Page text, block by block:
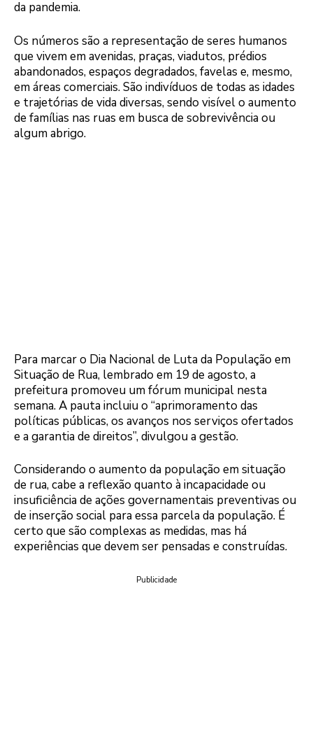
da pandemia.
Os números são a representação de seres humanos
que vivem em avenidas, praças, viadutos, prédios
abandonados, espaços degradados, favelas e, mesmo,
em áreas comerciais. São indivíduos de todas as idades
e trajetórias de vida diversas, sendo visível o aumento
de famílias nas ruas em busca de sobrevivência ou
algum abrigo.
Para marcar o Dia Nacional de Luta da População em
Situação de Rua, lembrado em 19 de agosto, a
prefeitura promoveu um fórum municipal nesta
semana. A pauta incluiu o “aprimoramento das
políticas públicas, os avanços nos serviços ofertados
e a garantia de direitos”, divulgou a gestão.
Considerando o aumento da população em situação
de rua, cabe a reflexão quanto à incapacidade ou
insuficiência de ações governamentais preventivas ou
de inserção social para essa parcela da população. É
certo que são complexas as medidas, mas há
experiências que devem ser pensadas e construídas.
Publicidade